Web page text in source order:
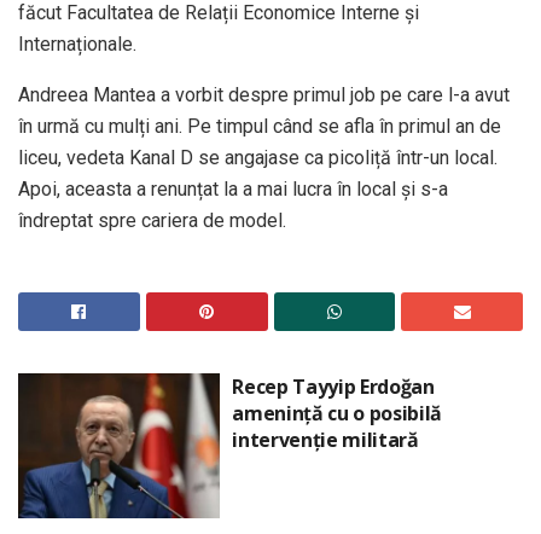
făcut Facultatea de Relații Economice Interne și
Internaționale.
Andreea Mantea a vorbit despre primul job pe care l-a avut
în urmă cu mulți ani. Pe timpul când se afla în primul an de
liceu, vedeta Kanal D se angajase ca picoliță într-un local.
Apoi, aceasta a renunțat la a mai lucra în local și s-a
îndreptat spre cariera de model.
Recep Tayyip Erdoğan
amenință cu o posibilă
intervenție militară